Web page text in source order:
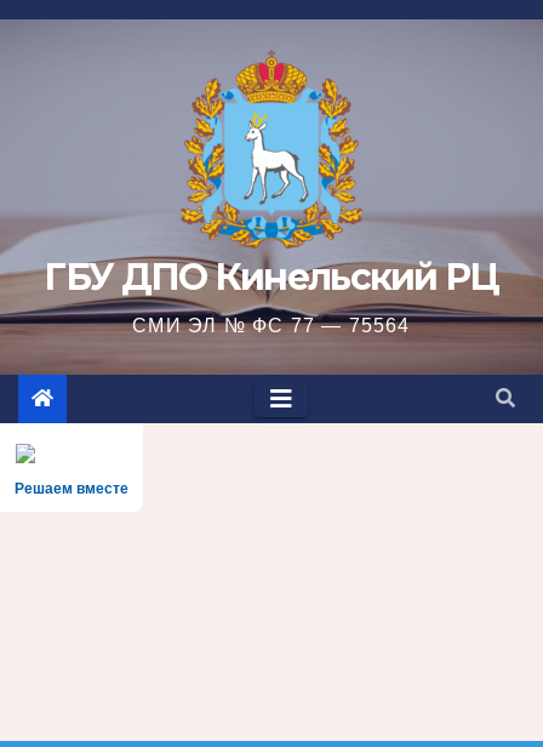
Перейти
ГБУ ДПО Кинельский РЦ
СМИ ЭЛ № ФС 77 — 75564
Решаем вместе